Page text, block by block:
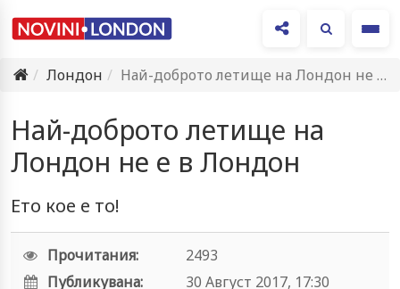
Лондон
Най-доброто летище на Лондон не е в Лондон
Най-доброто летище на
Лондон не е в Лондон
Ето кое е то!
Прочитания:
2493
Публикувана:
30 Август 2017, 17:30